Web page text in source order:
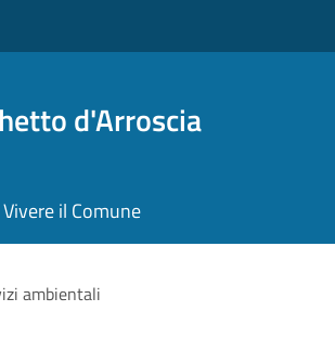
d'Arroscia
Vivere il Comune
ambientali